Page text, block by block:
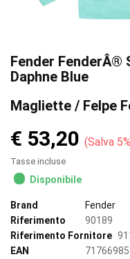
Fender FenderÂ®
Daphne Blue
Magliette / Felpe
€ 53,20 Salva 5%
Tasse incluse
Disponibile
Brand
Fender
Riferimento
90189
Riferimento Fornitore
EAN